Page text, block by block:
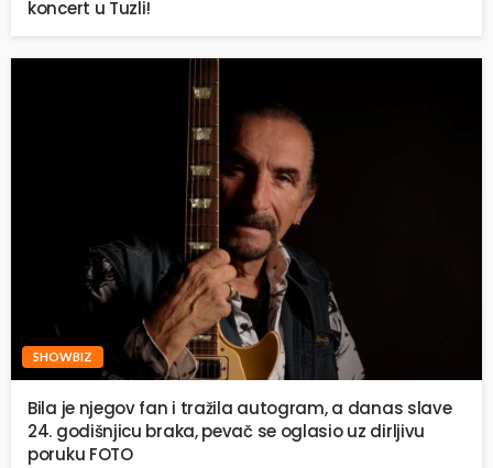
koncert u Tuzli!
SHOWBIZ
Bila je njegov fan i tražila autogram, a danas slave
24. godišnjicu braka, pevač se oglasio uz dirljivu
poruku FOTO